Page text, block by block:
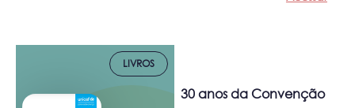
LIVROS
30 anos da Convenção